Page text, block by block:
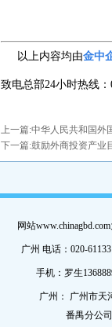
以上内容均由金中
致电总部24小时热线：
上一篇:中华人民共和国外
下一篇:鼓励外商投资产业
网站
广州 电话：020-
手机：罗生
广州： 广州市天
番禺分公